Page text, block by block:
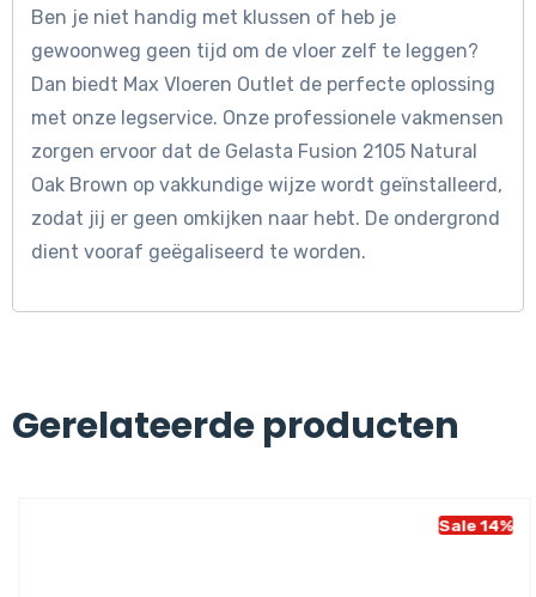
Ben je niet handig met klussen of heb je
gewoonweg geen tijd om de vloer zelf te leggen?
Dan biedt Max Vloeren Outlet de perfecte oplossing
met onze legservice. Onze professionele vakmensen
zorgen ervoor dat de Gelasta Fusion 2105 Natural
Oak Brown op vakkundige wijze wordt geïnstalleerd,
zodat jij er geen omkijken naar hebt. De ondergrond
dient vooraf geëgaliseerd te worden.
Gerelateerde producten
Sale 14%